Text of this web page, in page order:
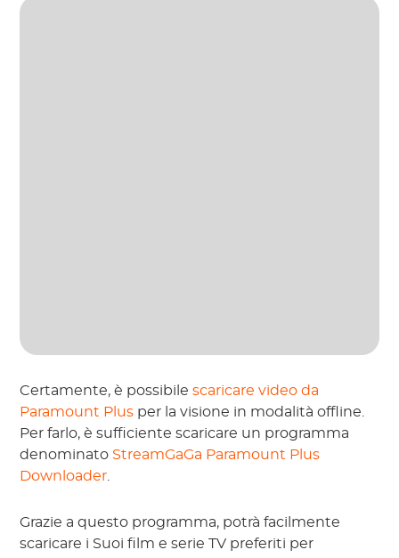
Certamente, è possibilescaricare video da
Paramount Plus per la visione in modalità offline.
Per farlo, è sufficiente scaricare un programma
denominato StreamGaGa Paramount Plus
Downloader
Grazie a questo programma, potrà facilmente
scaricare i Suoi film e serie TV preferiti per